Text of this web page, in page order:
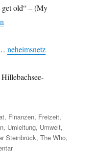
old“ – (My
…neheimsnetz
, Finanzen, Freizeit,
, Umleitung, Umwelt,
Steinbrück,The Who,
zu